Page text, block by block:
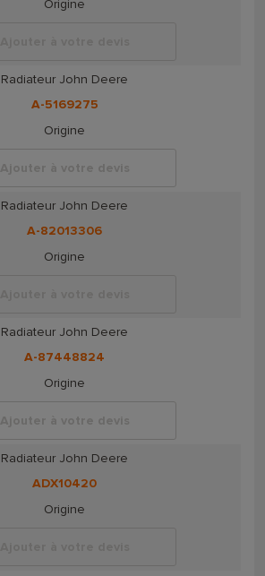
Origine
Radiateur John Deere
A-5169275
Origine
Ajouter à votre devis
Radiateur John Deere
A-82013306
Origine
Radiateur John Deere
A-87448824
Origine
Ajouter à votre devis
Radiateur John Deere
ADX10420
Origine